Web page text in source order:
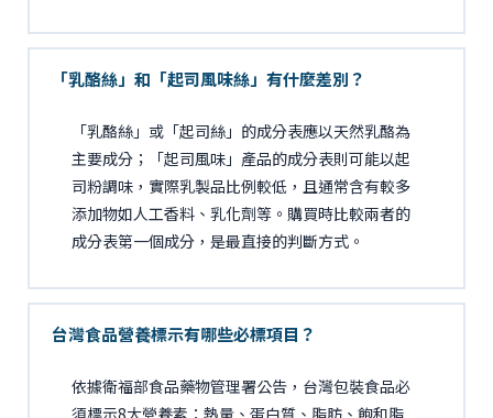
「乳酪絲」和「起司風味絲」有什麼差別？
「乳酪絲」或「起司絲」的成分表應以天然乳酪為
主要成分；「起司風味」產品的成分表則可能以起
司粉調味，實際乳製品比例較低，且通常含有較多
添加物如人工香料、乳化劑等。購買時比較兩者的
成分表第一個成分，是最直接的判斷方式。
台灣食品營養標示有哪些必標項目？
依據衛福部食品藥物管理署公告，台灣包裝食品必
須標示8大營養素：熱量、蛋白質、脂肪、飽和脂